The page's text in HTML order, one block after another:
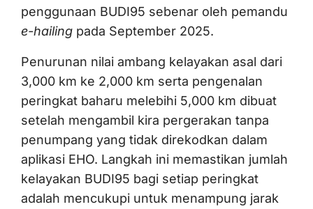
penggunaan BUDI95 sebenar oleh pemandu
e-hailing pada September 2025.
Penurunan nilai ambang kelayakan asal dari
3,000 km ke 2,000 km serta pengenalan
peringkat baharu melebihi 5,000 km dibuat
setelah mengambil kira pergerakan tanpa
penumpang yang tidak direkodkan dalam
aplikasi EHO. Langkah ini memastikan jumlah
kelayakan BUDI95 bagi setiap peringkat
adalah mencukupi untuk menampung jarak